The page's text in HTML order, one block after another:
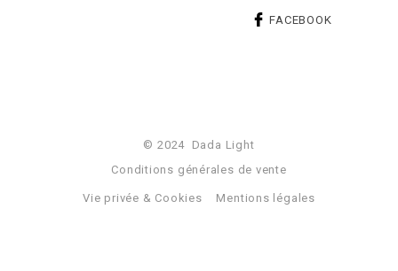
FACEBOOK
© 2024 Dada Light
Conditions générales de vente
Vie privée & Cookies Mentions légales